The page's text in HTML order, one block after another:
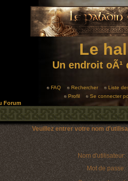
Le
Un endroit
FAQ Rechercher
Liste
Profil
Se connecter
Forum
Veuillez entrer votre nom
Nom d'utilisateur:
Mot de passe: